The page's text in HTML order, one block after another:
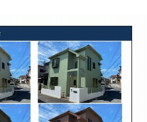
塗
装
に
お
け